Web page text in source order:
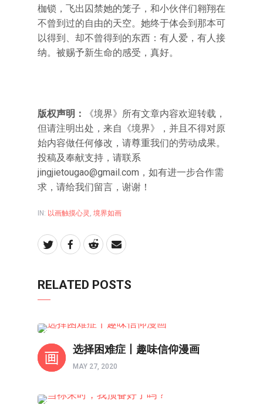
枷锁，飞出囚禁她的笼子，和小伙伴们翱翔在
不曾到过的自由的天空。她终于体会到那本可
以得到、却不曾得到的东西：有人爱，有人接
纳。被赐予新生命的感受，真好。
版权声明：
《境界》所有文章内容欢迎转载，
但请注明出处，来自《境界》，并且不得对原
始内容做任何修改，请尊重我们的劳动成果。
投稿及奉献支持，请联系
jingjietougao@gmail.com ，如有进一步合作需
求，请给我们留言，谢谢！
IN: 以画触摸心灵 , 境界如画
RELATED POSTS
选择困难症丨趣味信仰漫画
MAY 27, 2020